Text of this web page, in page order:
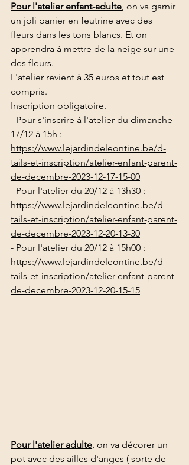
Pour l'atelier enfant-adulte, on va garnir
un joli panier en feutrine avec des
fleurs dans les tons blancs. Et on
apprendra à mettre de la neige sur une
des fleurs.
L'atelier revient à 35 euros et tout est
compris.
Inscription obligatoire.
- Pour s'inscrire à l'atelier du dimanche
17/12 à 15h :
https://www.lejardindeleontine.be/d-
tails-et-inscription/atelier-enfant-parent-
de-decembre-2023-12-17-15-00
- Pour l'atelier du 20/12 à 13h30 :
https://www.lejardindeleontine.be/d-
tails-et-inscription/atelier-enfant-parent-
de-decembre-2023-12-20-13-30
- Pour l'atelier du 20/12 à 15h00 :
https://www.lejardindeleontine.be/d-
tails-et-inscription/atelier-enfant-parent-
de-decembre-2023-12-20-15-15
Pour l'atelier adulte, on va décorer un
pot avec des ailles d'anges ( sorte de